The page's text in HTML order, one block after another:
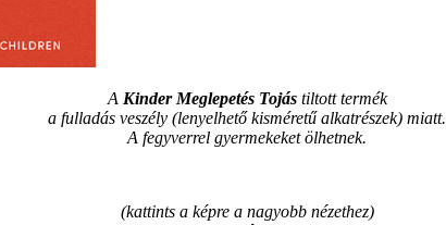
A Kinder Meglepetés Tojástiltott termék
a fulladás veszély (lenyelhető kisméretű alkatrészek) miatt.
A fegyverrel gyermekeket ölhetnek.
(kattints a képre a nagyobb nézethez)